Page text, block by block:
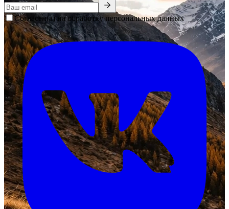
Согласен(а) на обработку персональных данных